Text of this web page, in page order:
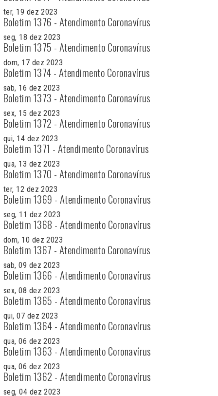
ter, 19 dez 2023
Boletim 1376 - Atendimento Coronavírus
seg, 18 dez 2023
Boletim 1375 - Atendimento Coronavírus
dom, 17 dez 2023
Boletim 1374 - Atendimento Coronavírus
sab, 16 dez 2023
Boletim 1373 - Atendimento Coronavírus
sex, 15 dez 2023
Boletim 1372 - Atendimento Coronavírus
qui, 14 dez 2023
Boletim 1371 - Atendimento Coronavírus
qua, 13 dez 2023
Boletim 1370 - Atendimento Coronavírus
ter, 12 dez 2023
Boletim 1369 - Atendimento Coronavírus
seg, 11 dez 2023
Boletim 1368 - Atendimento Coronavírus
dom, 10 dez 2023
Boletim 1367 - Atendimento Coronavírus
sab, 09 dez 2023
Boletim 1366 - Atendimento Coronavírus
sex, 08 dez 2023
Boletim 1365 - Atendimento Coronavírus
qui, 07 dez 2023
Boletim 1364 - Atendimento Coronavírus
qua, 06 dez 2023
Boletim 1363 - Atendimento Coronavírus
qua, 06 dez 2023
Boletim 1362 - Atendimento Coronavírus
seg, 04 dez 2023